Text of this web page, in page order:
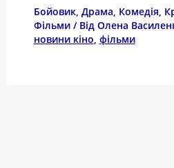
Бойовик, Драма, Комедія,
Фільми/ Від Олена
новини кіно, фільми